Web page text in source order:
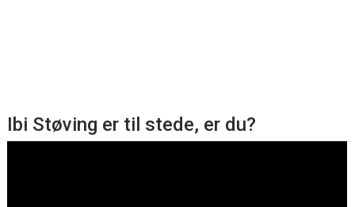
Ibi Støving er til stede, er du?